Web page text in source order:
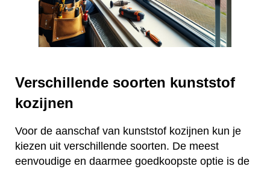
Verschillende soorten kunststof
kozijnen
Voor de aanschaf van kunststof kozijnen kun je
kiezen uit verschillende soorten. De meest
eenvoudige en daarmee goedkoopste optie is de